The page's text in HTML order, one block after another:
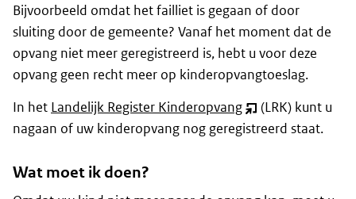
Bijvoorbeeld omdat het failliet is gegaan of door
sluiting door de gemeente? Vanaf het moment dat de
opvang niet meer geregistreerd is, hebt u voor deze
opvang geen recht meer op kinderopvangtoeslag.
In het Landelijk Register Kinderopvang(opent
nieuw
(LRK) kunt u
nagaan of uw kinderopvang nog geregistreerd staat.
Wat moet ik doen?